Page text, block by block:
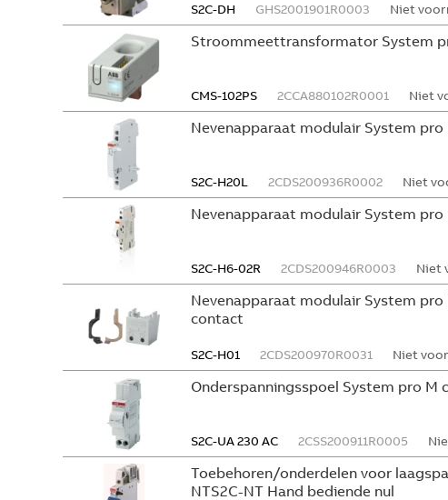
S2C-DH GHS2001901R0003 Niet
Stroommeettransformator System
CMS-102PS 2CCA880102R0001 Niet
Nevenapparaat modulair System
S2C-H20L 2CDS200936R0002 Niet
Nevenapparaat modulair System
S2C-H6-02R 2CDS200946R0003 Niet
Nevenapparaat modulair System
contact
S2C-H01 2CDS200970R0031 Niet
Onderspanningsspoel System pro M
S2C-UA 230 AC 2CSS200911R0005
Toebehoren/onderdelen voor
NTS2C-NT Hand bediende nul